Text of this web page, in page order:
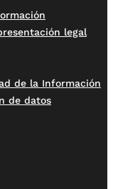
legal
de la Información
de datos